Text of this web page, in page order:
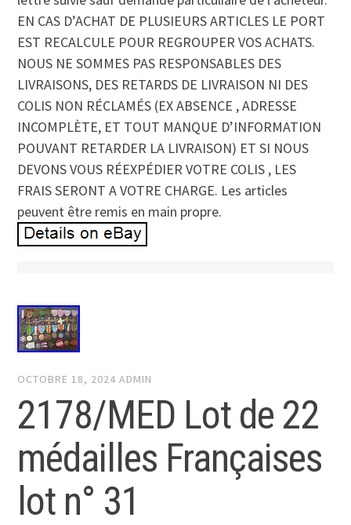
EN CAS D’ACHAT DE PLUSIEURS ARTICLES LE PORT
EST RECALCULE POUR REGROUPER VOS ACHATS.
NOUS NE SOMMES PAS RESPONSABLES DES
LIVRAISONS, DES RETARDS DE LIVRAISON NI DES
COLIS NON RÉCLAMÉS (EX ABSENCE , ADRESSE
INCOMPLÈTE, ET TOUT MANQUE D’INFORMATION
POUVANT RETARDER LA LIVRAISON) ET SI NOUS
DEVONS VOUS RÉEXPÉDIER VOTRE COLIS , LES
FRAIS SERONT A VOTRE CHARGE. Les articles
peuvent être remis en main propre.
OCTOBRE 18, 2024 ADMIN
2178/MED Lot de 22
médailles Françaises
lot n° 31